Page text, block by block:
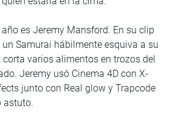
es Jeremy Mansford. En su clip
Samurai hábilmente esquiva a su
varios alimentos en trozos del
Jeremy usó Cinema 4D con X-
junto con Real glow y Trapcode
astuto.